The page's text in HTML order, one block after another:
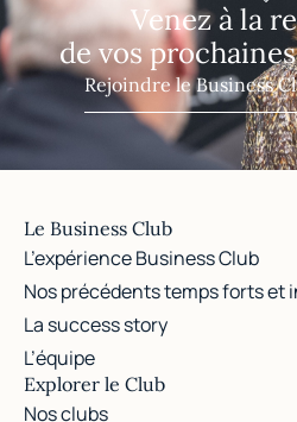
Venez à la
de vos
Rejoindre le Business
Le Business Club
L’expérience Business Club
Nos précédents temps forts et
La success story
L’équipe
Explorer le Club
Nos clubs